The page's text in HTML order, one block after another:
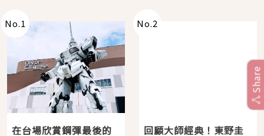
No.1
在台場欣賞鋼彈最後的
No.2
回顧大師經典！東野圭
Share